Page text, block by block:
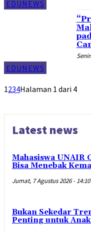
EDUNEWS
EDUNEWS
1234Halaman 1 dari 4
Latest news
Mahasiswa UNAIR
Bisa Menebak
Jumat, 7 Agustus 2026 - 14:10
Bukan Sekedar
Penting untuk